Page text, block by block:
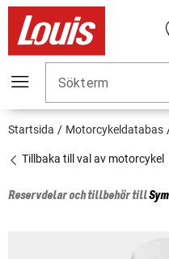
Sökterm
Startsida Motorcykeldatabas
Tillbaka till val av motorcykel
Reservdelar och tillbehör tillSym